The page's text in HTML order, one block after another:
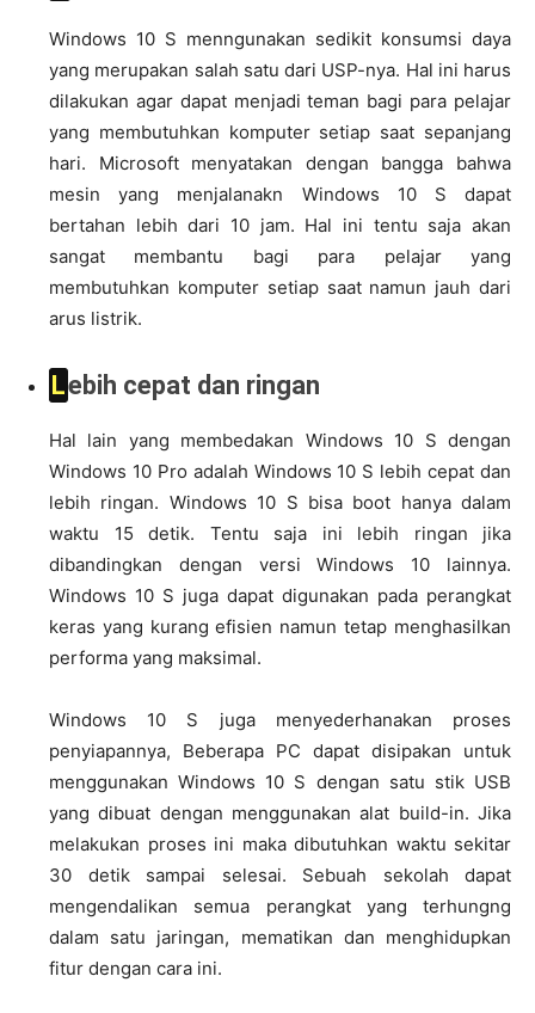
Windows 10 S menngunakan sedikit konsumsi daya
yang merupakan salah satu dari USP-nya. Hal ini harus
dilakukan agar dapat menjadi teman bagi para pelajar
yang membutuhkan komputer setiap saat sepanjang
hari. Microsoft menyatakan dengan bangga bahwa
mesin yang menjalanakn Windows 10 S dapat
bertahan lebih dari 10 jam. Hal ini tentu saja akan
sangat membantu bagi para pelajar yang
membutuhkan komputer setiap saat namun jauh dari
arus listrik.
Lebih cepat dan ringan
Hal lain yang membedakan Windows 10 S dengan
Windows 10 Pro adalah Windows 10 S lebih cepat dan
lebih ringan. Windows 10 S bisa boot hanya dalam
waktu 15 detik. Tentu saja ini lebih ringan jika
dibandingkan dengan versi Windows 10 lainnya.
Windows 10 S juga dapat digunakan pada perangkat
keras yang kurang efisien namun tetap menghasilkan
performa yang maksimal.
Windows 10 S juga menyederhanakan proses
penyiapannya, Beberapa PC dapat disipakan untuk
menggunakan Windows 10 S dengan satu stik USB
yang dibuat dengan menggunakan alat build-in. Jika
melakukan proses ini maka dibutuhkan waktu sekitar
30 detik sampai selesai. Sebuah sekolah dapat
mengendalikan semua perangkat yang terhungng
dalam satu jaringan, mematikan dan menghidupkan
fitur dengan cara ini.